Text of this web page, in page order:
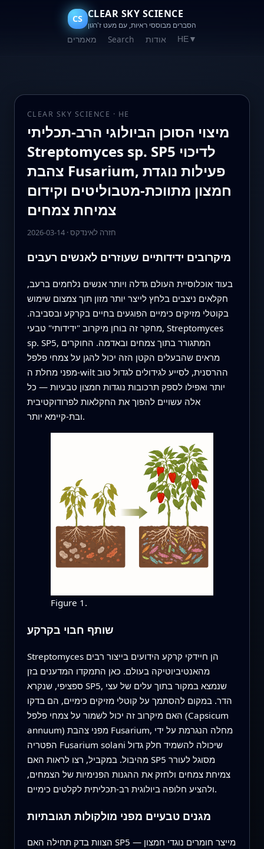
CS CLEAR SKY SCIENCE
הסברים מבוססי ראיות, עם מעט ז'רגון
מאמרים Search אודות HE▼
CLEAR SKY SCIENCE · HE
מיצוי הסוכן הביולוגי הרב-תכליתי
Streptomyces sp. SP5 לדיכוי
צהבת Fusarium, פעילות נוגדת
חמצון מתווכת-מטבוליטים וקידום
צמיחת צמחים
2026-03-14·חזרה לאינדקס
מיקרובים ידידותיים שעוזרים לאנשים רעבים
בעוד אוכלוסיית העולם גדלה ויותר אנשים נלחמים ברעב,
חקלאים ניצבים בלחץ לייצר יותר מזון תוך צמצום שימוש
בקוטלי מזיקים כימיים הפוגעים בחיים בקרקע ובסביבה.
מחקר זה בוחן מיקרוב "ידידותי" טבעי, Streptomyces
sp. SP5, המתגורר בתוך צמחים ובאדמה. החוקרים
מראים שהבעלים הקטן הזה יכול להגן על צמחי פלפל
מפני מחלת ה-wilt ההרסנית, לסייע לגידולים לגדול טוב
יותר ואפילו לספק תרכובות נוגדות חמצון טבעיות — כל
אלה עשויים להפוך את החקלאות לפרודוקטיבית
ובת-קיימא יותר.
Figure 1.
שותף חבוי בקרקע
Streptomyces הן חיידקי קרקע הידועים בייצור רבים
מהאנטיביוטיקה בעולם. כאן התמקדו המדענים בזן
ספציפי, שנקרא SP5, שנמצא במקור בתוך עלים של עצי
הדר. במקום להסתמך על קוטלי מזיקים כימיים, הם בדקו
האם מיקרוב זה יכול לשמור על צמחי פלפל (Capsicum
annuum) מפני צהבת Fusarium, מחלה הנגרמת על ידי
הפטריה Fusarium solani שיכולה להשמיד חלק גדול
מהיבול. במקביל, רצו לראות האם SP5 מסוגל לעורר
צמיחת צמחים ולחזק את ההגנות הפנימיות של הצמחים,
ולהציע חלופה ביולוגית רב-תכליתית לקלטים כימיים.
מגנים טבעיים מפני מולקולות תגובתיות
הצוות בדק תחילה האם SP5 מייצר חומרים נוגדי חמצון —